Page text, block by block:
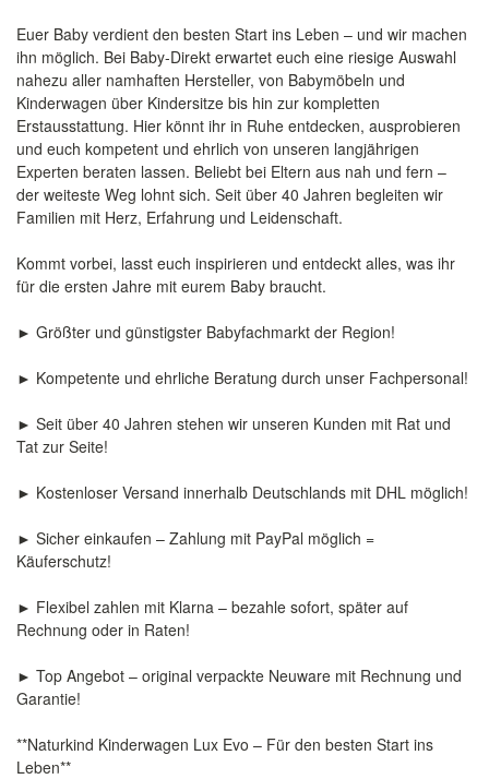
Euer Baby verdient den besten Start ins Leben – und wir machen
ihn möglich. Bei Baby-Direkt erwartet euch eine riesige Auswahl
nahezu aller namhaften Hersteller, von Babymöbeln und
Kinderwagen über Kindersitze bis hin zur kompletten
Erstausstattung. Hier könnt ihr in Ruhe entdecken, ausprobieren
und euch kompetent und ehrlich von unseren langjährigen
Experten beraten lassen. Beliebt bei Eltern aus nah und fern –
der weiteste Weg lohnt sich. Seit über 40 Jahren begleiten wir
Familien mit Herz, Erfahrung und Leidenschaft.
Kommt vorbei, lasst euch inspirieren und entdeckt alles, was ihr
für die ersten Jahre mit eurem Baby braucht.
► Größter und günstigster Babyfachmarkt der Region!
► Kompetente und ehrliche Beratung durch unser Fachpersonal!
► Seit über 40 Jahren stehen wir unseren Kunden mit Rat und
Tat zur Seite!
► Kostenloser Versand innerhalb Deutschlands mit DHL möglich!
► Sicher einkaufen – Zahlung mit PayPal möglich =
Käuferschutz!
► Flexibel zahlen mit Klarna – bezahle sofort, später auf
Rechnung oder in Raten!
► Top Angebot – original verpackte Neuware mit Rechnung und
Garantie!
**Naturkind Kinderwagen Lux Evo – Für den besten Start ins
Leben**